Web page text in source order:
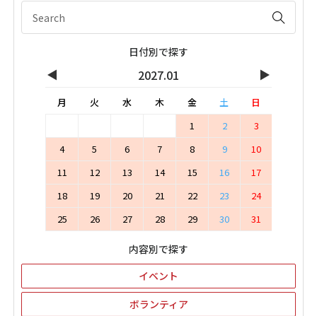
日付別で探す
◀ 2027.01 ▶
月 火 水 木 金 土
日
1
2
3
4
5 6 7 8 9
10
11
12 13 14 15 16
17
18
19 20 21 22 23
24
25
26 27 28 29 30 31
内容別で探す
イベント
ボランティア